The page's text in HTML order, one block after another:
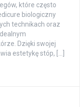
które często
biologiczny
technikach oraz
Dzięki swojej
estetykę stóp, […]